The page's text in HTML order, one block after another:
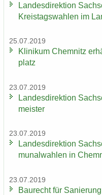
Lan­des­di­rek­ti­on
Kreis­tags­wah­len im
25.07.2019
Kli­ni­kum Chem­nitz
platz
23.07.2019
Lan­des­di­rek­ti­on
meis­ter
23.07.2019
Lan­des­di­rek­ti­on
mu­nal­wah­len in
23.07.2019
Bau­recht für